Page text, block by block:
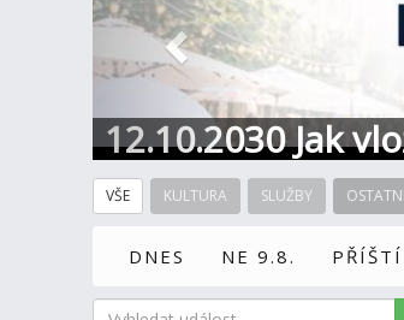
12.10.2030 Jak
VŠE KULTURA SLUŽBY OSTATNÍ
DNES NE 9.8.